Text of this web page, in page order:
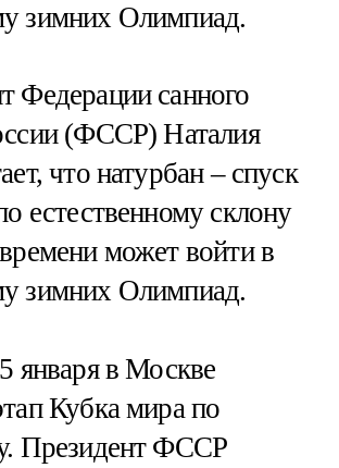
зимних Олимпиад.
Федерации санного
(ФССР) Наталия
что натурбан – спуск
естественному склону
может войти в
зимних Олимпиад.
января в Москве
Кубка мира по
Президент ФССР